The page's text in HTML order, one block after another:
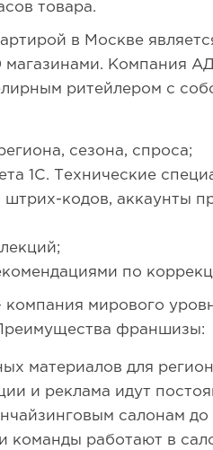
товара.
в Москве
магазинами. Компания
ритейлером с
сезона, спроса;
1С. Технические
кодов, аккаунты
по
компания мирового
франшизы:
материалов для
и реклама идут
салонам
команды работают в